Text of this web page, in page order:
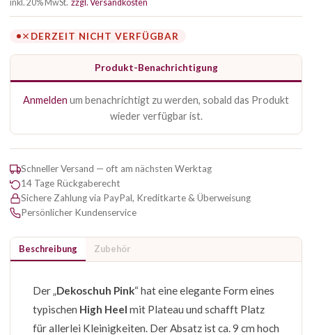
inkl. 20% MwSt. zzgl. Versandkosten
DERZEIT NICHT VERFÜGBAR
Produkt-Benachrichtigung
Anmelden um benachrichtigt zu werden, sobald das Produkt
wieder verfügbar ist.
Schneller Versand — oft am nächsten Werktag
14 Tage Rückgaberecht
Sichere Zahlung via PayPal, Kreditkarte & Überweisung
Persönlicher Kundenservice
Beschreibung Zubehör
Der „Dekoschuh Pink“ hat eine elegante Form eines
typischen High Heel mit Plateau und schafft Platz
für allerlei Kleinigkeiten. Der Absatz ist ca. 9 cm hoch